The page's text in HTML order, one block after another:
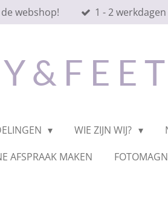
webshop! 1 - 2
& F E E
WIE ZIJN WIJ?
AFSPRAAK MAKEN